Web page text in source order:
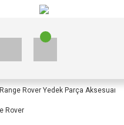
Range Rover Yedek Parça Aksesuar